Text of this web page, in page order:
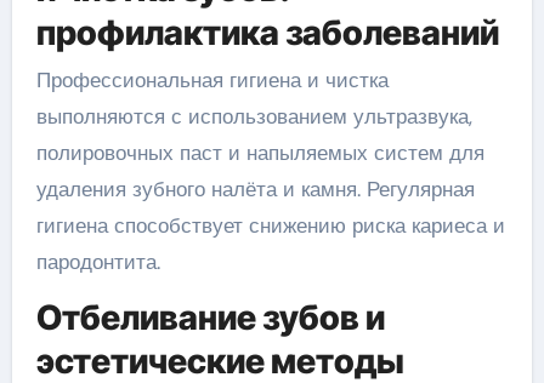
профилактика заболеваний
Профессиональная гигиена и чистка
выполняются с использованием ультразвука,
полировочных паст и напыляемых систем для
удаления зубного налёта и камня. Регулярная
гигиена способствует снижению риска кариеса и
пародонтита.
Отбеливание зубов и
эстетические методы